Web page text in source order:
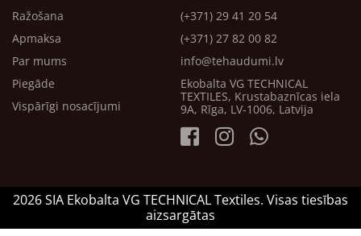
Ražošana
Apmaksa
Par mums
Piegāde
Vispārīgi nosacījumi
(+371) 29 41 20 54
(+371) 27 82 00 82
info@tehaudumi.lv
Ekobalta VG TECHNICAL
TEXTILES, Krustabaznīcas iela
9A, Rīga, LV-1006, Latvija
2026 SIA Ekobalta VG TECHNICAL Textiles. Visas tiesības
aizsargātas